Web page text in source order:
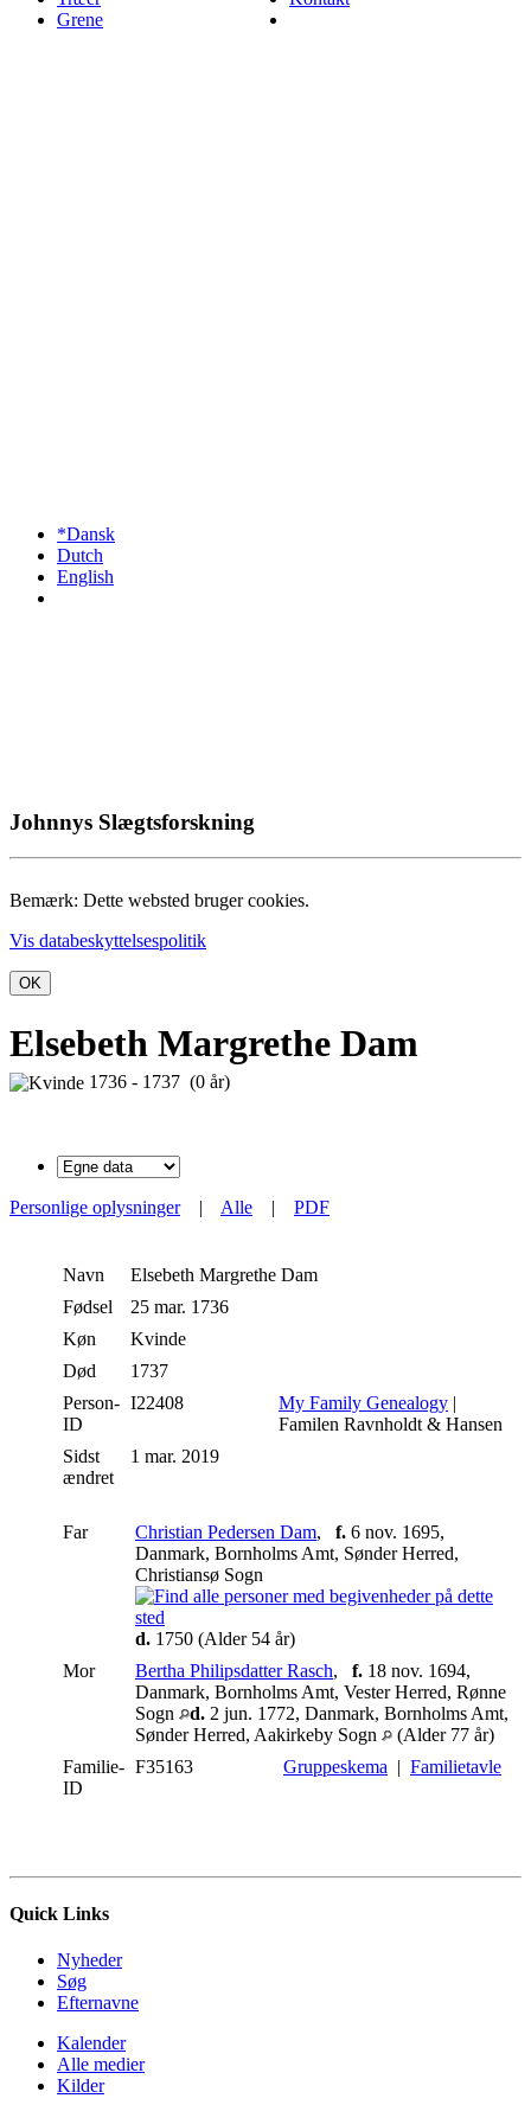
Grene
*Dansk
Dutch
English
Johnnys Slægtsforskning
Bemærk: Dette websted bruger cookies.
Vis databeskyttelsespolitik
OK
Elsebeth Margrethe Dam
1736 - 1737 (0 år)
Personlige oplysninger| Alle | PDF
Navn Elsebeth Margrethe Dam
Fødsel
25 mar. 1736
Køn
Kvinde
Død
1737
Person-
ID
I22408 My Family Genealogy |
Familen Ravnholdt & Hansen
Sidst
ændret
1 mar. 2019
Far Christian Pedersen Dam, f. 6 nov. 1695,
Danmark, Bornholms Amt, Sønder Herred,
Christiansø Sogn
d. 1750 (Alder 54 år)
Mor
Bertha Philipsdatter Rasch, f. 18 nov. 1694,
Danmark, Bornholms Amt, Vester Herred, Rønne
Sogn
d. 2 jun. 1772, Danmark, Bornholms Amt,
Sønder Herred, Aakirkeby Sogn
(Alder 77 år)
Familie-
ID
F35163 Gruppeskema | Familietavle
Quick Links
Nyheder
Søg
Efternavne
Kalender
Alle medier
Kilder